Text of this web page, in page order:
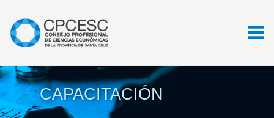
CAPACITACIÓN